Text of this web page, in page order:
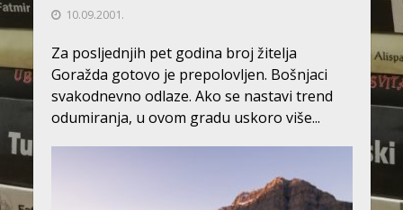
10.09.2001.
Za posljednjih pet godina broj žitelja
Goražda gotovo je prepolovljen. Bošnjaci
svakodnevno odlaze. Ako se nastavi trend
odumiranja, u ovom gradu uskoro više...